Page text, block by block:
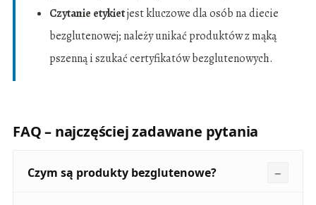
Czytanie etykietjest kluczowe dla osób na diecie
bezglutenowej; należy unikać produktów z mąką
pszenną i szukać certyfikatów bezglutenowych.
FAQ – najczęściej zadawane pytania
Czym są produkty bezglutenowe?